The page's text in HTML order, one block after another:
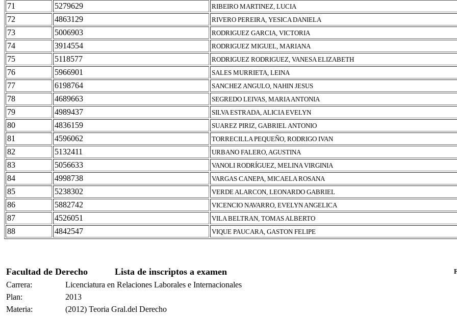
71 5279629 RIBEIRO MARTINEZ, LUCIA
72 4863129 RIVERO PEREIRA, YESICA DANIELA
73 5006903 RODRIGUEZ GARCIA, VICTORIA
74 3914554 RODRIGUEZ MIGUEL, MARIANA
75 5118577 RODRIGUEZ RODRIGUEZ, VANESA ELIZABETH
76 5966901 SALES MURRIETA, LEINA
77 6198764 SANCHEZ ANGULO, NAHIN JESUS
78 4689663 SEGREDO LEIVAS, MARIA ANTONIA
79 4989437 SILVA ESTRADA, ALICIA EVELYN
80 4836159 SUAREZ PIRIZ, GABRIEL ANTONIO
81 4596062 TORRECILLA PEQUEÑO, RODRIGO IVAN
82 5132411 URBANO FALERO, AGUSTINA
83 5056633 VANOLI RODRÍGUEZ, MELINA VIRGINIA
84 4998738 VARGAS CANEPA, MICAELA ROSANA
85 5238302 VERDE ALARCON, LEONARDO GABRIEL
86 5882742 VICENCIO NAVARRO, EVELYN ANGELICA
87 4526051 VILA BELTRAN, TOMAS ALBERTO
88 4842547 VIQUE PAUCARA, GASTON FELIPE
Facultad de Derecho Lista de inscriptos a examen
Carrera:
Licenciatura en Relaciones Laborales e Internacionales
Plan:
2013
Materia:
(2012) Teoria Gral.del Derecho